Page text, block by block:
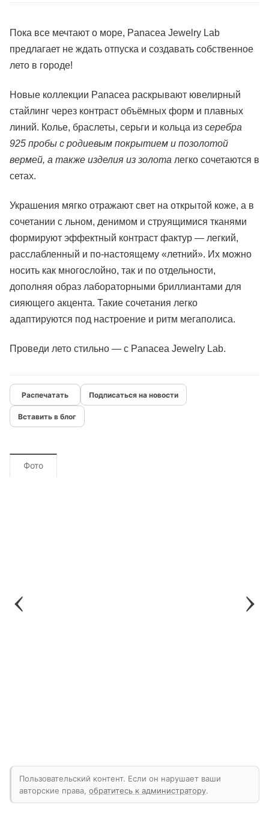
Пока все мечтают о море, Panacea Jewelry Lab
предлагает не ждать отпуска и создавать собственное
лето в городе!
Новые коллекции Panacea раскрывают ювелирный
стайлинг через контраст объёмных форм и плавных
линий. Колье, браслеты, серьги и кольца из серебра
925 пробы с родиевым покрытием и позолотой
вермей, а также изделия из золота легко сочетаются в
сетах.
Украшения мягко отражают свет на открытой коже, а в
сочетании с льном, денимом и струящимися тканями
формируют эффектный контраст фактур — легкий,
расслабленный и по-настоящему «летний». Их можно
носить как многослойно, так и по отдельности,
дополняя образ лабораторными бриллиантами для
сияющего акцента. Такие сочетания легко
адаптируются под настроение и ритм мегаполиса.
Проведи лето стильно — с Panacea Jewelry Lab.
Подписаться на новости
Вставить в блог
Фото
Пользовательский контент. Если он нарушает ваши
авторские права, обратитесь к администратору.